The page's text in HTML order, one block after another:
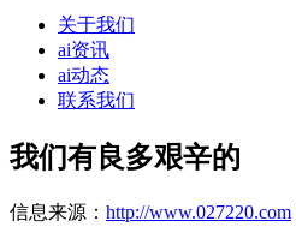
关于我们
ai资讯
ai动态
联系我们
我们有良多艰辛的
信息来源： http://www.027220.com